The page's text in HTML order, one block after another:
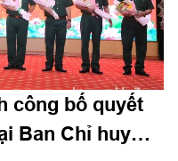
công bố quyết
Ban Chỉ huy